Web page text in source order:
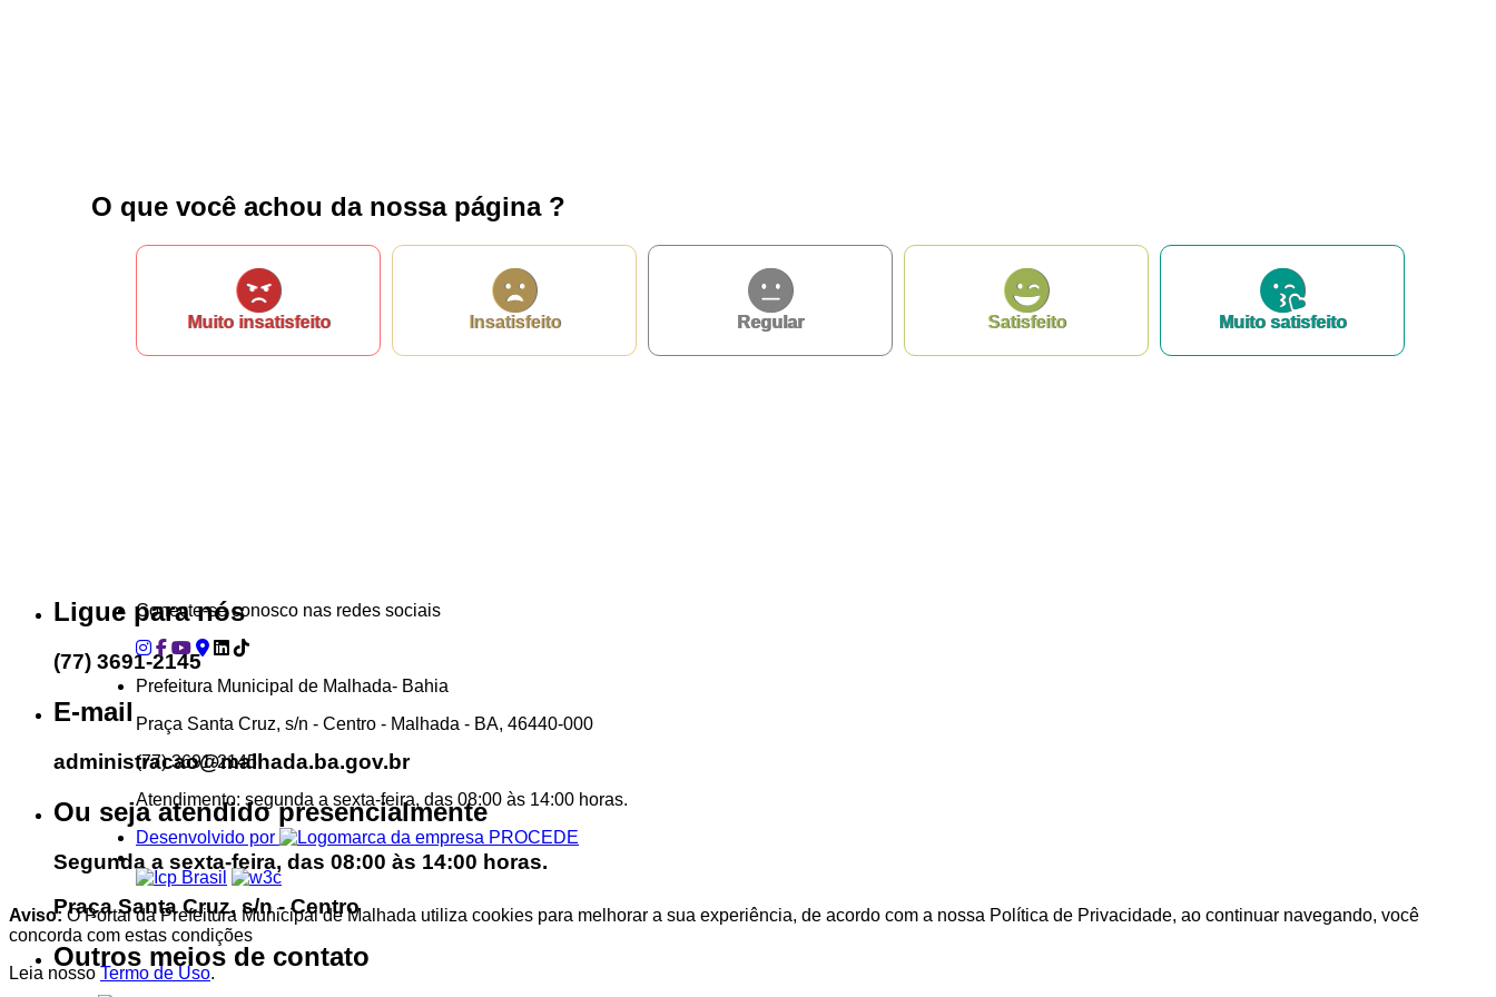
Cidade/Estado
*Campos obrigatórios
Ligue para nós
(77) 3691-2145
E-mail
administracao@malhada.ba.gov.br
Ou seja atendido presencialmente
Segunda a sexta-feira, das 08:00 às 14:00 horas.
Praça Santa Cruz, s/n - Centro
Outros meios de contato
O que você achou da nossa página ?
Muito insatisfeito Insatisfeito Regular Satisfeito Muito satisfeito
Conecte-se conosco nas redes sociais
Prefeitura Municipal de Malhada- Bahia
Praça Santa Cruz, s/n - Centro - Malhada - BA, 46440-000
(77) 3691-2145
Atendimento: segunda a sexta-feira, das 08:00 às 14:00 horas.
Desenvolvido por
Aviso: O Portal da Prefeitura Municipal de Malhada utiliza cookies para melhorar a sua experiência, de acordo com a nossa Política de Privacidade, ao continuar navegando, você
concorda com estas condições
Leia nosso Termo de Uso.